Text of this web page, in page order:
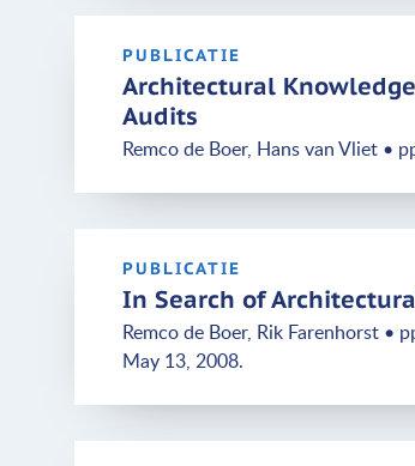
PUBLICATIE
Architectural
Audits
Remco de Boer, Hans van Vliet •
PUBLICATIE
In Search of
Remco de Boer, Rik Farenhorst •
May 13, 2008.